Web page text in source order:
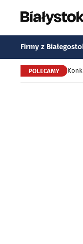
Firmy z
POLECAMY